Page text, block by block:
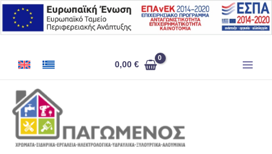
Μετάβαση
στο
περιεχόμενο
0,00€
ΧΕΙΡΟΥΡΓΙΚΗ
ΧΡΗΣΕΩΣ
ποσότητα